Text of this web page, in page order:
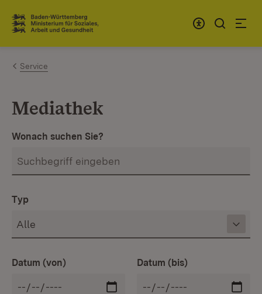
Zum Inhalt springen
Link zur Startseite
Service
Mediathek
Wonach suchen Sie?
Typ
Datum (von) Datum (bis)